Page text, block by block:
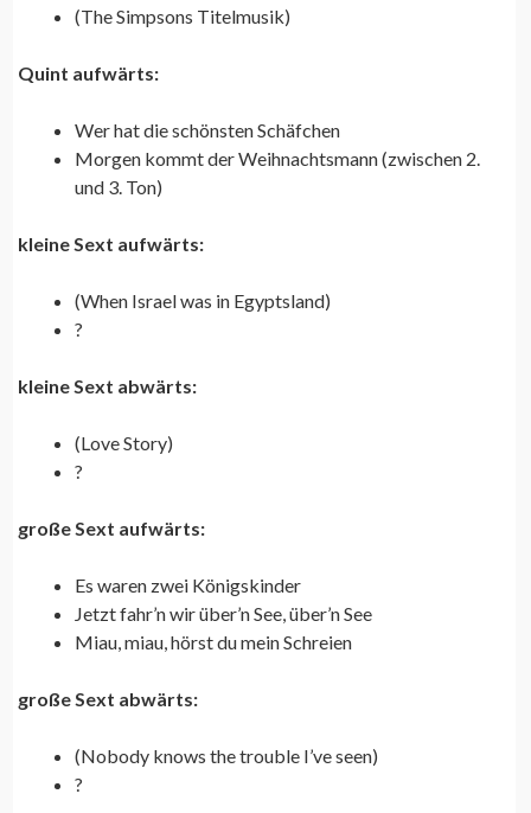
(The Simpsons Titelmusik)
Quint aufwärts:
Wer hat die schönsten Schäfchen
Morgen kommt der Weihnachtsmann (zwischen 2.
und 3. Ton)
kleine Sext aufwärts:
(When Israel was in Egyptsland)
?
kleine Sext abwärts:
(Love Story)
?
große Sext aufwärts:
Es waren zwei Königskinder
Jetzt fahr’n wir über’n See, über’n See
Miau, miau, hörst du mein Schreien
große Sext abwärts:
(Nobody knows the trouble I’ve seen)
?